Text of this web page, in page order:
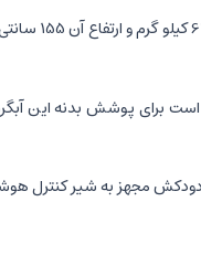
آبگرمکن گاز است برای